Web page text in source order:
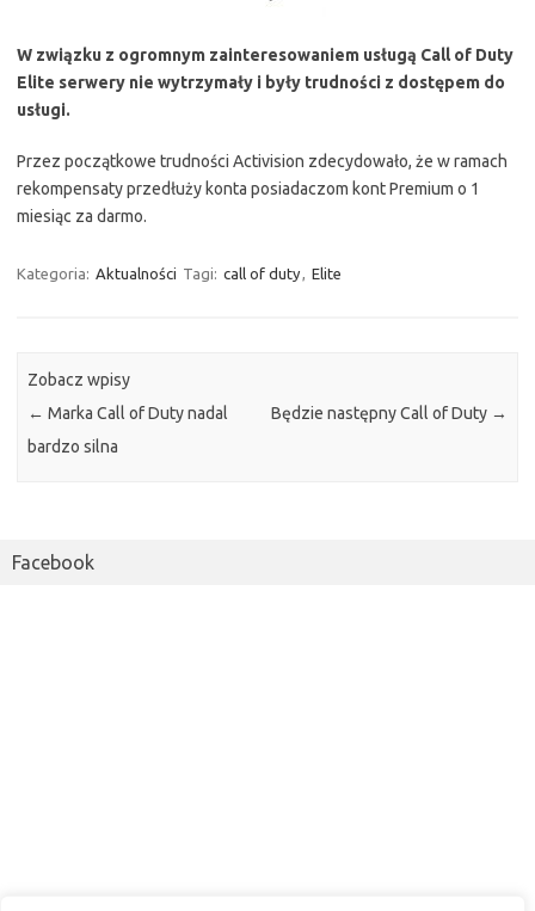
W związku z ogromnym zainteresowaniem usługą Call of Duty
Elite serwery nie wytrzymały i były trudności z dostępem do
usługi.
Przez początkowe trudności Activision zdecydowało, że w ramach
rekompensaty przedłuży konta posiadaczom kont Premium o 1
miesiąc za darmo.
Kategoria: Aktualności Tagi: call of duty Elite
Zobacz wpisy
← Marka Call of Duty nadal
bardzo silna
Będzie następny Call of Duty →
Facebook